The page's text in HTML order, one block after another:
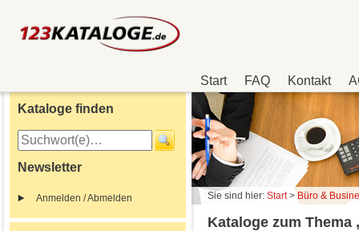
Start FAQ Kontakt
Kataloge finden
Newsletter
Anmelden / Abmelden Sie sind hier: Start>Büro &
Kataloge zum Thema